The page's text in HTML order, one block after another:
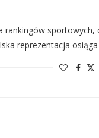
rankingów
reprezentacja